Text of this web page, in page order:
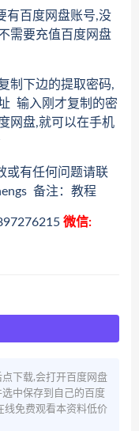
有百度网盘账号,没
需要充值百度网盘
制下边的提取密码,
输入刚才复制的密
网盘,就可以在手机
或有任何问题请联
备注：教程
微信:
下载,会打开百度网盘
中保存到自己的百度
线免费观看本资料低价